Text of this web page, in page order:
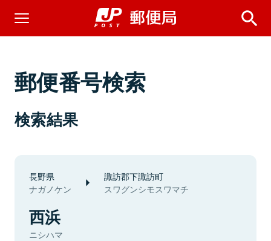
郵便番号検索
検索結果
長野県
ナガノケン
諏訪郡下諏訪町
スワグンシモスワマチ
西浜
ニシハマ